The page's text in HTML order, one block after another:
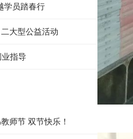
学员踏春行
大型公益活动
指导
师节 双节快乐！